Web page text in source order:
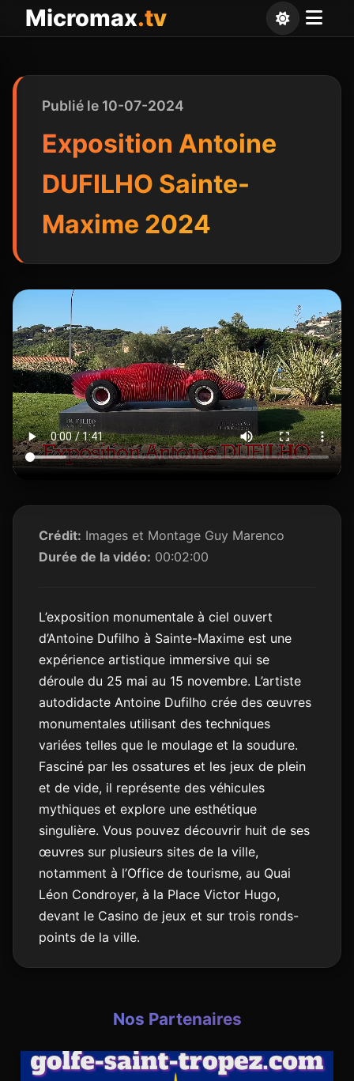
Micromax.tv
Publié le 10-07-2024
Exposition Antoine
DUFILHO Sainte-
Maxime 2024
Crédit: Images et Montage Guy Marenco
Durée de la vidéo: 00:02:00
L’exposition monumentale à ciel ouvert
d’Antoine Dufilho à Sainte-Maxime est une
expérience artistique immersive qui se
déroule du 25 mai au 15 novembre. L’artiste
autodidacte Antoine Dufilho crée des œuvres
monumentales utilisant des techniques
variées telles que le moulage et la soudure.
Fasciné par les ossatures et les jeux de plein
et de vide, il représente des véhicules
mythiques et explore une esthétique
singulière. Vous pouvez découvrir huit de ses
œuvres sur plusieurs sites de la ville,
notamment à l’Office de tourisme, au Quai
Léon Condroyer, à la Place Victor Hugo,
devant le Casino de jeux et sur trois ronds-
points de la ville.
Nos Partenaires
Panneau de gestion des cookies